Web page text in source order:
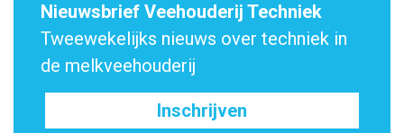
Nieuwsbrief Veehouderij Techniek
Tweewekelijks nieuws over techniek in
de melkveehouderij
Inschrijven